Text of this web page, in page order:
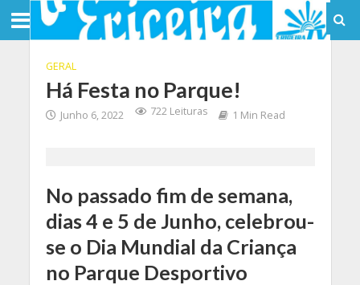
GERAL
Há Festa no Parque!
Junho 6, 2022 722 Leituras 1 Min Read
No passado fim de semana,
dias 4 e 5 de Junho, celebrou-
se o Dia Mundial da Criança
no Parque Desportivo